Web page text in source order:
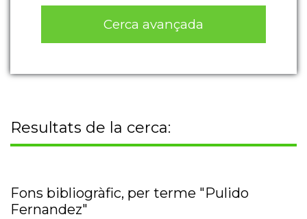
Cerca avançada
Resultats de la cerca:
Fons bibliogràfic, per terme "Pulido
Fernandez"